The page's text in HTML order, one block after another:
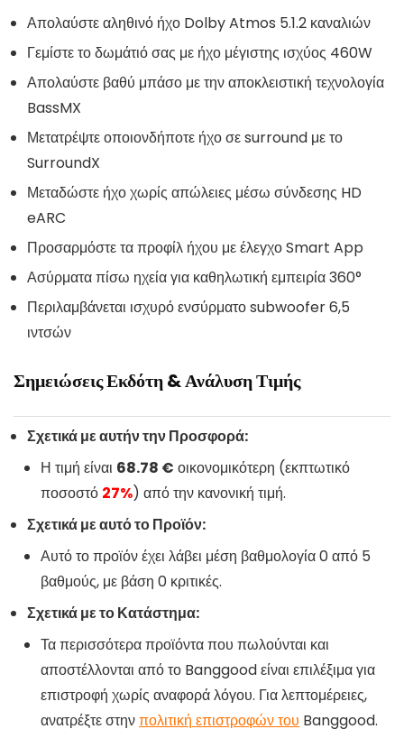
Απολαύστε αληθινό ήχο Dolby Atmos 5.1.2 καναλιών
Γεμίστε το δωμάτιό σας με ήχο μέγιστης ισχύος 460W
Απολαύστε βαθύ μπάσο με την αποκλειστική τεχνολογία
BassMX
Μετατρέψτε οποιονδήποτε ήχο σε surround με το
SurroundX
Μεταδώστε ήχο χωρίς απώλειες μέσω σύνδεσης HD
eARC
Προσαρμόστε τα προφίλ ήχου με έλεγχο Smart App
Ασύρματα πίσω ηχεία για καθηλωτική εμπειρία 360°
Περιλαμβάνεται ισχυρό ενσύρματο subwoofer 6,5
ιντσών
Σημειώσεις Εκδότη & Ανάλυση Τιμής
Σχετικά με αυτήν την Προσφορά:
Η τιμή είναι 68.78 € οικονομικότερη (εκπτωτικό
ποσοστό 27%) από την κανονική τιμή.
Σχετικά με αυτό το Προϊόν:
Αυτό το προϊόν έχει λάβει μέση βαθμολογία 0 από 5
βαθμούς, με βάση 0 κριτικές.
Σχετικά με το Κατάστημα:
Τα περισσότερα προϊόντα που πωλούνται και
αποστέλλονται από το Banggood είναι επιλέξιμα για
επιστροφή χωρίς αναφορά λόγου. Για λεπτομέρειες,
ανατρέξτε στηνπολιτική επιστροφών του Banggood.